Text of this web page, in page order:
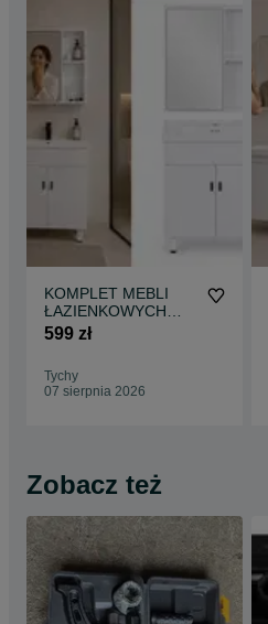
KOMPLET MEBLI
ŁAZIENKOWYCH
szafka stojąca z
599 zł
Tychy
07 sierpnia 2026
Zobacz też